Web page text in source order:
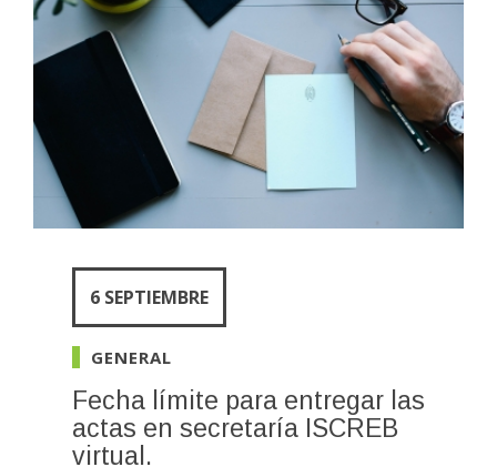
6 SEPTIEMBRE
GENERAL
Fecha límite para entregar las
actas en secretaría ISCREB
virtual.